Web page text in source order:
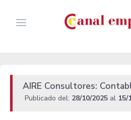
AIRE Consultores:
Publicado del: 28/10/2025 al 15/